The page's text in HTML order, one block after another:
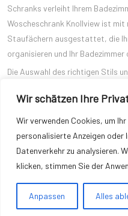
Wir schätzen Ihre
Wir verwenden Cookies, um
personalisierte Anzeigen oder
Datenverkehr zu analysieren.
klicken, stimmen Sie der
Anpassen Alles
Schranks verleiht Ihrem
Woscheschrank Knollview ist mit
Staufächern ausgestattet, die
organisieren und Ihr
Die Auswahl des richtigen Stils
Badezimmergröße, persönlichen
Aufbewahrungsbedürfnisse
als Referenz und Inspiration für
gleich, ob Sie einen modernen,
bevorzugen, auf dem Markt
bereichert.